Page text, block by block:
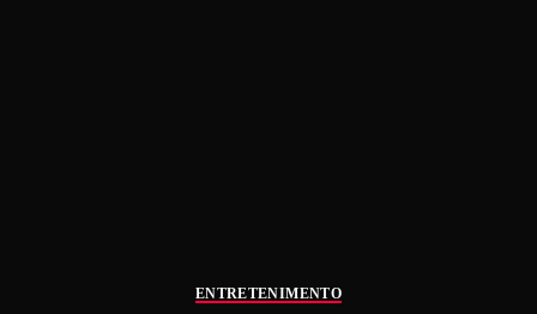
ENTRETENIMENTO